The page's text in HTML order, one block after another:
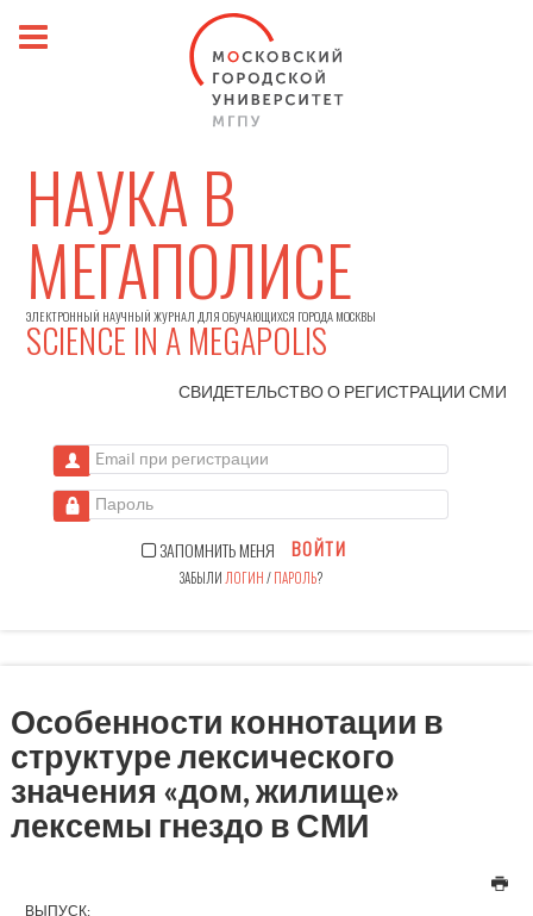
НАУКА В
МЕГАПОЛИСЕ
ЭЛЕКТРОННЫЙ НАУЧНЫЙ ЖУРНАЛ ДЛЯ ОБУЧАЮЩИХСЯ ГОРОДА МОСКВЫ
SCIENCE IN A MEGAPOLIS
СВИДЕТЕЛЬСТВО О РЕГИСТРАЦИИСМИ
Email при регистрации
Пароль
ЗАПОМНИТЬ МЕНЯ ВОЙТИ
ЗАБЫЛИ ЛОГИН/ПАРОЛЬ?
Особенности коннотации в
структуре лексического
значения «дом, жилище»
лексемы гнездо в СМИ
ВЫПУСК: